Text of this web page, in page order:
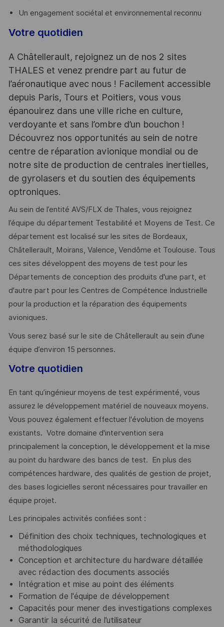
Un engagement sociétal et environnemental reconnu
Votre quotidien
A Châtellerault, rejoignez un de nos 2 sites
THALES et venez prendre part au futur de
l’aéronautique avec nous ! Facilement accessible
depuis Paris, Tours et Poitiers, vous vous
épanouirez dans une ville riche en culture,
verdoyante et sans l’ombre d’un bouchon !
Découvrez nos opportunités au sein de notre
centre de réparation avionique mondial ou de
notre site de production de centrales inertielles,
de gyrolasers et du soutien des équipements
optroniques.
Au sein de l’entité AVS/FLX de Thales, vous rejoignez
l’équipe du département Testabilité et Moyens de Test. Ce
département est localisé sur les sites de Bordeaux,
Châtellerault, Moirans, Valence, Vendôme et Toulouse. Tous
ces sites développent des moyens de test pour les
Départements de conception des produits d'une part, et
d'autre part pour les Centres de Compétence Industrielle
pour la production et la réparation des équipements
avioniques.
Vous serez basé sur le site de Châtellerault au sein d’une
équipe d’environ 15 personnes.
Votre quotidien
En tant qu’ingénieur moyens de test expérimenté, vous
assurez le développement matériel de nouveaux moyens.
Vous pouvez également effectuer l'évolution de moyens
existants. Votre domaine d'intervention sera
principalement la conception, le développement et la mise
au point du hardware des bancs de test. En plus des
compétences hardware, des qualités de gestion de projet,
des bases logicielles seront nécessaires pour travailler en
équipe projet.
Les principales activités confiées sont :
Définition des choix techniques, technologiques et
méthodologiques
Conception et architecture du hardware détaillée
avec rédaction des documents associés
Intégration et mise au point des éléments
Formation de l'équipe de développement
Capacités pour mener des investigations complexes
Garantir la sécurité de l’utilisateur